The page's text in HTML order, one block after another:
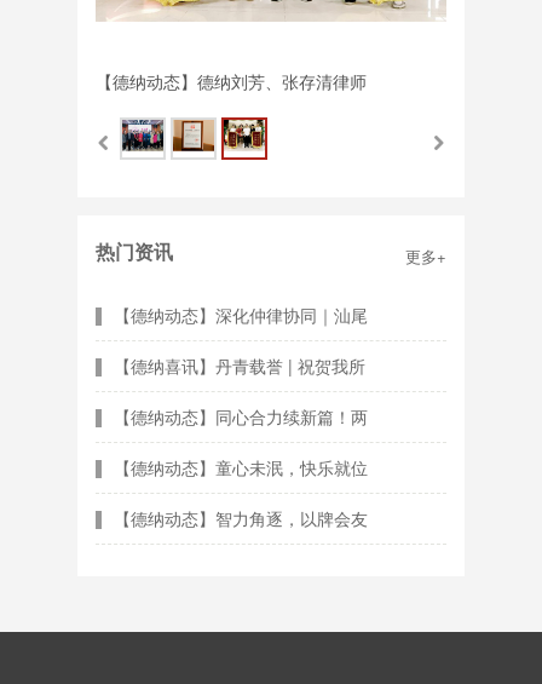
融汇拓新 合力共赢——德纳律所2
【德纳动态】德纳刘芳、张存清律师
热门资讯 更多+
【德纳动态】深化仲律协同｜汕尾
【德纳喜讯】丹青载誉 | 祝贺我所
【德纳动态】同心合力续新篇！两
【德纳动态】童心未泯，快乐就位
【德纳动态】智力角逐，以牌会友